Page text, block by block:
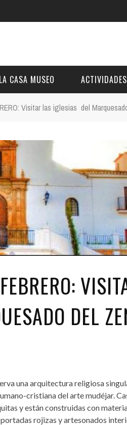
LA CASA MUSEO ACTIVIDADES
OTRAS
Visitar las iglesias del
DEL
una arquitectura religiosa
cristiana del arte mudéjar.
y están construidas con
rojizas y artesonados